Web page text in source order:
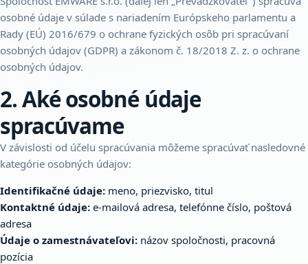
osobné údaje v súlade s nariadením Európskeho parlamentu a
Rady (EÚ) 2016/679 o ochrane fyzických osôb pri spracúvaní
osobných údajov (GDPR) a zákonom č. 18/2018 Z. z. o ochrane
osobných údajov.
2. Aké osobné údaje
spracúvame
V závislosti od účelu spracúvania môžeme spracúvať nasledovné
kategórie osobných údajov:
Identifikačné údaje: meno, priezvisko, titul
Kontaktné údaje: e-mailová adresa, telefónne číslo, poštová
adresa
Údaje o zamestnávateľovi: názov spoločnosti, pracovná
pozícia